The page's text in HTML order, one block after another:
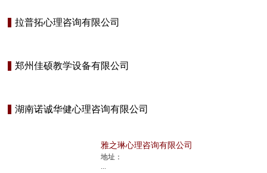
拉普拓心理咨询有限公司
郑州佳硕教学设备有限公司
湖南诺诚华健心理咨询有限公司
雅之琳心理咨询有限公司
地址：